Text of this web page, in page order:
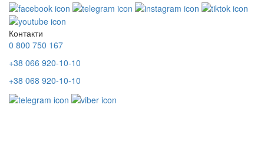
Контакти
0 800 750 167
+38 066 920-10-10
+38 068 920-10-10